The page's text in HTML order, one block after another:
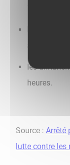
14 heures
les
à 19 heures,
les
heures.
Source : Arrêté
lutte contre les